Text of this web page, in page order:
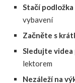
Stačí
vybavení
Začněte s
Sledujte
lektorem
Nezáleží na